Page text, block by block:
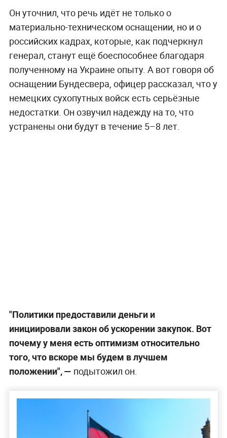
Он уточнил, что речь идёт не только о
материально-техническом оснащении, но и о
российских кадрах, которые, как подчеркнул
генерал, станут ещё боеспособнее благодаря
полученному на Украине опыту. А вот говоря об
оснащении Бундесвера, офицер рассказал, что у
немецких сухопутных войск есть серьёзные
недостатки. Он озвучил надежду на то, что
устранены они будут в течение 5–8 лет.
"Политики предоставили деньги и
инициировали закон об ускорении закупок. Вот
почему у меня есть оптимизм относительно
того, что вскоре мы будем в лучшем
положении", — подытожил он.